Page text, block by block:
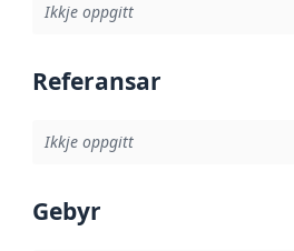
Ikkje oppgitt
Referansar
Ikkje oppgitt
Gebyr